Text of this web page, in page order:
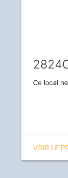
Ce local
VOIR LE